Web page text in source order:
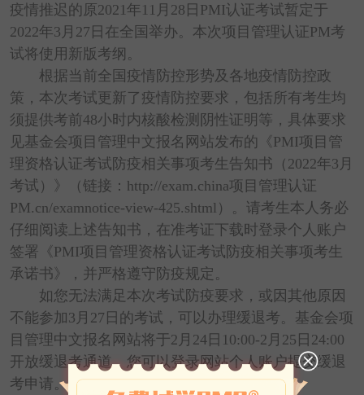
疫情推迟的原2021年11月28日PMI认证考试暂定于
2022年3月27日在全国举办。本次项目管理认证PM考
试将使用新版考纲。
根据当前全国疫情防控形势及各地疫情防控政
策，本次考试更新了疫情防控要求，包括所有考生均
须提供考前48小时内核酸检测阴性证明等，具体要求
见基金会项目管理中文报名网站发布的《PMI项目管
理资格认证考试防疫相关事项考生告知书（2022年3月
考试）》（链接：http://exam.china项目管理认证
PM.cn/examnotice-view-425.shtml）。请考生本人务必
仔细阅读上述告知书，在准考证下载时登录个人账户
签署《PMI项目管理资格认证考试防疫相关事项考生
承诺书》，并严格遵守防疫规定。
如您无法满足本次考试防疫要求，或因其他原因
不能参加3月27日的考试，可以办理缓退考。基金会项
目管理中文报名网站将于2月24日10:00-2月25日24:00
开放缓退考通道，您可以登录网站个人账户提交缓退
考申请。